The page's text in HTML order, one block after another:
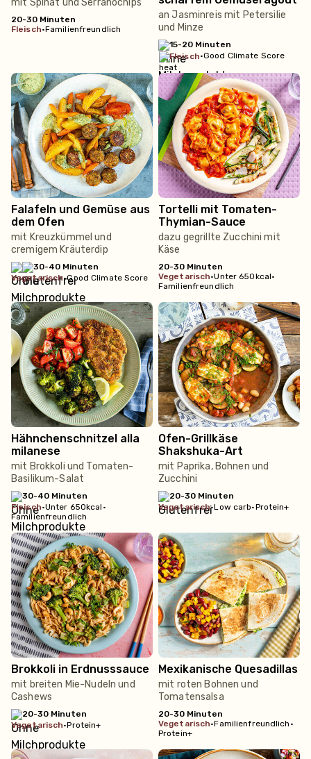
mit Spinat und Serranochips
20-30 Minuten
fleisch•Familienfreundlich
an Jasminreis mit Petersilie
und Minze
15-20 Minuten
fleisch•Good Climate Score
Falafeln und Gemüse aus
dem Ofen
mit Kreuzkümmel und
cremigem Kräuterdip
30-40 Minuten
vegetarisch•Good Climate Score
Tortelli mit Tomaten-
Thymian-Sauce
dazu gegrillte Zucchini mit
Käse
20-30 Minuten
vegetarisch•Unter 650kcal•
Familienfreundlich
Hähnchenschnitzel alla
milanese
mit Brokkoli und Tomaten-
Basilikum-Salat
30-40 Minuten
fleisch•Unter 650kcal •
Familienfreundlich
Ofen-Grillkäse
Shakshuka-Art
mit Paprika, Bohnen und
Zucchini
20-30 Minuten
vegetarisch•Low carb•Protein+
Brokkoli in Erdnusssauce
mit breiten Mie-Nudeln und
Cashews
20-30 Minuten
vegetarisch•Protein+
Mexikanische Quesadillas
mit roten Bohnen und
Tomatensalsa
20-30 Minuten
vegetarisch•Familienfreundlich •
Protein+